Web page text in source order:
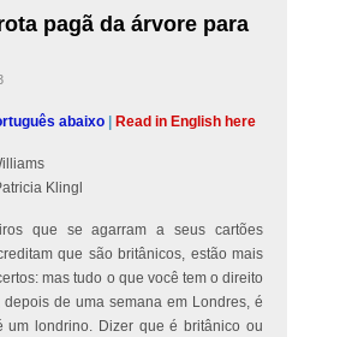
pagã da árvore para
abaixo Read in English here
Klingl
que se agarram a seus cartões
que são britânicos, estão mais
mas tudo o que você tem o direito
depois de uma semana em Londres, é
um londrino. Dizer que é britânico ou